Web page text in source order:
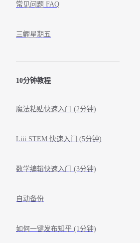
常见问题 FAQ
三鲤星期五
10分钟教程
魔法粘贴快速入门 (2分钟)
Liii STEM 快速入门 (5分钟)
数学编辑快速入门 (3分钟)
自动备份
如何一键发布知乎 (1分钟)